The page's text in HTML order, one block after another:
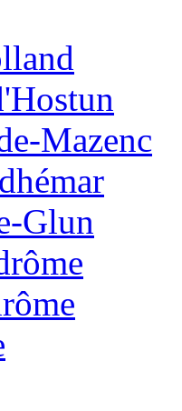
Mazenc
Glun